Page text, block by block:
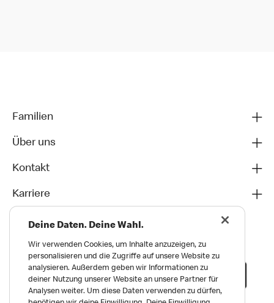
Familien
Über uns
Kontakt
Karriere
Deine Daten. Deine Wahl.
Wir verwenden Cookies, um Inhalte anzuzeigen, zu
personalisieren und die Zugriffe auf unsere Website zu
analysieren. Außerdem geben wir Informationen zu
deiner Nutzung unserer Website an unsere Partner für
Analysen weiter. Um diese Daten verwenden zu dürfen,